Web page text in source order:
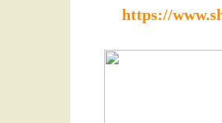
https://